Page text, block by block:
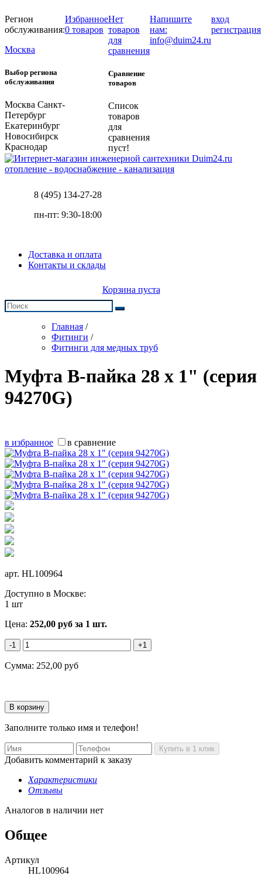
Регион
обслуживания:
Москва
Выбор региона
обслуживания
Москва Санкт-
Петербург
Екатеринбург
Новосибирск
Краснодар
Избранное
0 товаров
Нет
товаров
для
сравнения
Сравнение
товаров
Список
товаров
для
сравнения
пуст!
Напишите
нам:
info@duim24.ru
вход
регистрация
отопление - водоснабжение - канализация
8 (495) 134-27-28
пн-пт: 9:30-18:00
Доставка и оплата
Контакты и склады
Корзина пуста
Главная /
Фитинги /
Фитинги для медных труб
Муфта В-пайка 28 х 1" (серия
94270G)
в избранное в сравнение
арт. HL100964
Доступно в Москве:
1 шт
Цена: 252,00 руб за 1 шт.
-1 +1
Сумма: 252,00 руб
Заполните только имя и телефон!
Добавить комментарий к заказу
Характеристики
Отзывы
Аналогов в наличии нет
Общее
Артикул
HL100964